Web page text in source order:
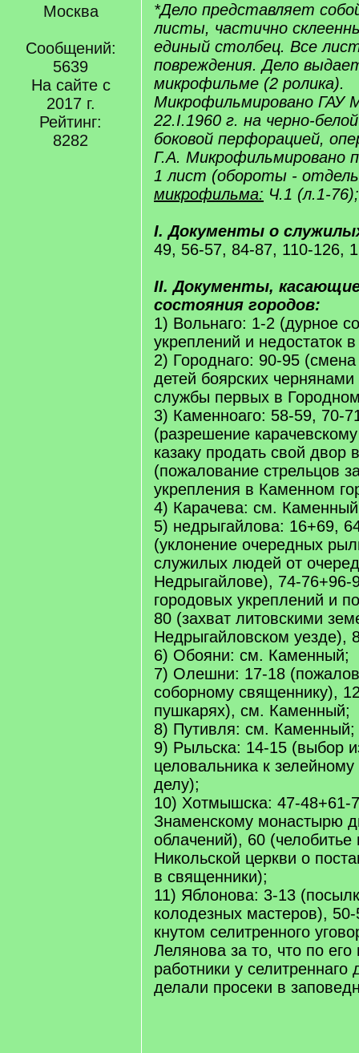
Москва
Сообщений:
5639
На сайте с
2017 г.
Рейтинг:
8282
*Дело представляет
листы, частично
единый столбец. Все
повреждения. Дело
микрофильме (2 ролика).
Микрофильмировано
22.I.1960 г. на черно-
боковой перфорацией,
Г.А. Микрофильмировано
1 лист (обороты -
микрофильма: Ч.1 (л.1-
I. Документы о
49, 56-57, 84-87, 110-126,
II. Документы,
состояния городов:
1) Вольнаго: 1-2 (дурное
укреплений и недостаток
2) Городнаго: 90-95
детей боярских
службы первых в
3) Каменноаго: 58-59, 70-
(разрешение
казаку продать свой двор
(пожалование стрельцов
укрепления в Каменном
4) Карачева: см.
5) недрыгайлова: 16+69,
(уклонение очередных
служилых людей от
Недрыгайлове), 74-76+96-
городовых укреплений и
80 (захват литовскими
Недрыгайловском уезде),
6) Обояни: см. Каменный;
7) Олешни: 17-18
соборному священнику),
пушкарях), см. Каменный;
8) Путивля: см. Каменный;
9) Рыльска: 14-15 (выбор
целовальника к
делу);
10) Хотмышска: 47-48+61-
Знаменскому монастырю
облачений), 60 (челобитье
Никольской церкви о
в священники);
11) Яблонова: 3-13
колодезных мастеров),
кнутом селитренного
Лелянова за то, что по его
работники у селитреннаго
делали просеки в